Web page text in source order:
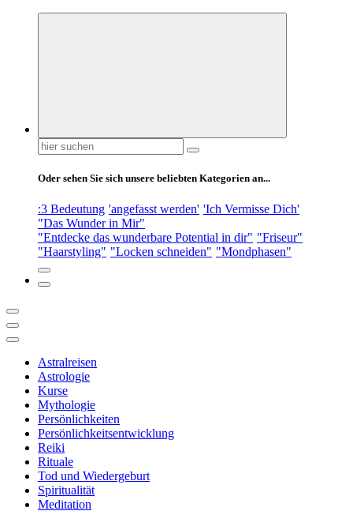
Suchen
nach:
Oder sehen Sie sich unsere beliebten Kategorien an...
:3 Bedeutung 'angefasst werden' 'Ich Vermisse Dich'
"Das Wunder in Mir"
"Entdecke das wunderbare Potential in dir" "Friseur"
"Haarstyling" "Locken schneiden" "Mondphasen"
Astralreisen
Astrologie
Kurse
Mythologie
Persönlichkeiten
Persönlichkeitsentwicklung
Reiki
Rituale
Tod und Wiedergeburt
Spiritualität
Meditation